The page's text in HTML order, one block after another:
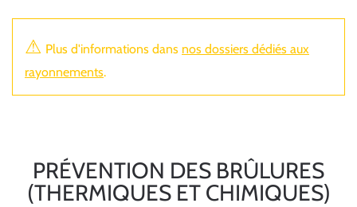
⚠ Plus d'informations dans nos dossiers dédiés aux
rayonnements.
PRÉVENTION DES BRÛLURES
(THERMIQUES ET CHIMIQUES)